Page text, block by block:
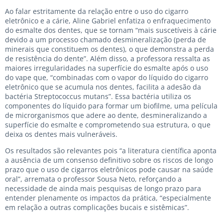
Ao falar estritamente da relação entre o uso do cigarro
eletrônico e a cárie, Aline Gabriel enfatiza o enfraquecimento
do esmalte dos dentes, que se tornam “mais suscetíveis à cárie
devido a um processo chamado desmineralização (perda de
minerais que constituem os dentes), o que demonstra a perda
de resistência do dente”. Além disso, a professora ressalta as
maiores irregularidades na superfície do esmalte após o uso
do vape que, “combinadas com o vapor do líquido do cigarro
eletrônico que se acumula nos dentes, facilita a adesão da
bactéria Streptococcus mutans”. Essa bactéria utiliza os
componentes do líquido para formar um biofilme, uma película
de microrganismos que adere ao dente, desmineralizando a
superfície do esmalte e comprometendo sua estrutura, o que
deixa os dentes mais vulneráveis.
Os resultados são relevantes pois “a literatura científica aponta
a ausência de um consenso definitivo sobre os riscos de longo
prazo que o uso de cigarros eletrônicos pode causar na saúde
oral”, arremata o professor Sousa Neto, reforçando a
necessidade de ainda mais pesquisas de longo prazo para
entender plenamente os impactos da prática, “especialmente
em relação a outras complicações bucais e sistêmicas”.